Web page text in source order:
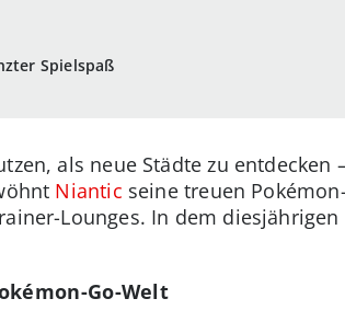
Spielspaß
als neue Städte zu entdecken
Niantic seine treuen
Lounges. In dem
Go-Welt